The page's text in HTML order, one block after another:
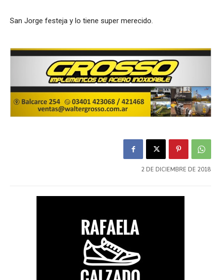
San Jorge festeja y lo tiene super merecido.
2 DE DICIEMBRE DE 2018